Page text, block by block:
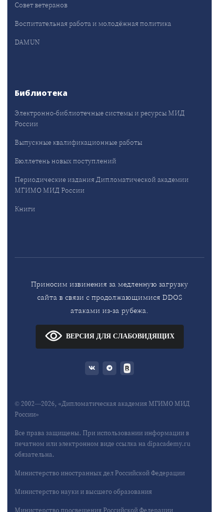
Совет ветеранов
Воспитательная работа и молодёжная политика
DAMUN
Библиотека
Электронно-библиотечные системы и ресурсы МИД
России
Выпускные квалификационные работы
Бюллетень новых поступлений
Периодические издания Дипломатической академии
МГИМО МИД России
Книги
Приносим извинения за медленную загрузку
сайта в связи с продолжающимися DDOS
атаками из-за рубежа.
ВЕРСИЯ ДЛЯ СЛАБОВИДЯЩИХ
© 2002—2026, «Дипломатическая академия МГИМО МИД
России»
Все права защищены. При использовании информации в
печатном или электронном виде ссылка на dipacademy.ru
обязательна.
Министерство иностранных дел Российской Федерации
Министерство науки и высшего образования
Министерство просвещения Российской Федерации